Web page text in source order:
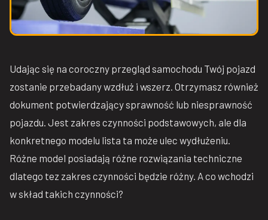
Udając się na coroczny przegląd samochodu Twój pojazd
zostanie przebadany wzdłuż i wszerz. Otrzymasz również
dokument potwierdzający sprawność lub niesprawność
pojazdu. Jest zakres czynności podstawowych, ale dla
konkretnego modelu lista ta może ulec wydłużeniu.
Różne model posiadają różne rozwiązania techniczne
dlatego tez zakres czynności będzie różny. A co wchodzi
w skład takich czynności?